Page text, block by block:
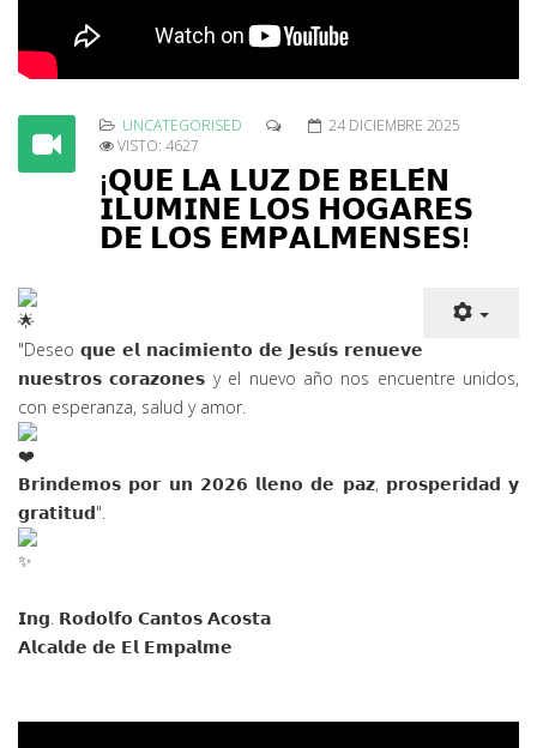
UNCATEGORISED
VISTO: 4627
¡𝗤𝗨𝗘 𝗟𝗔 𝗟𝗨𝗭 𝗗𝗘 𝗕𝗘𝗟𝗘́𝗡
𝗜𝗟𝗨𝗠𝗜𝗡𝗘 𝗟𝗢𝗦 𝗛𝗢𝗚𝗔𝗥𝗘𝗦
"Deseo 𝗾𝘂𝗲 𝗲𝗹 𝗻𝗮𝗰𝗶𝗺𝗶𝗲𝗻𝘁𝗼 𝗱𝗲 𝗝𝗲𝘀𝘂́𝘀 𝗿𝗲𝗻𝘂𝗲𝘃𝗲
𝗻𝘂𝗲𝘀𝘁𝗿𝗼𝘀 𝗰𝗼𝗿𝗮𝘇𝗼𝗻𝗲𝘀 y el nuevo año nos encuentre unidos,
con esperanza, salud y amor.
𝗕𝗿𝗶𝗻𝗱𝗲𝗺𝗼𝘀 𝗽𝗼𝗿 𝘂𝗻 𝟮𝟬𝟮𝟲 𝗹𝗹𝗲𝗻𝗼 𝗱𝗲 𝗽𝗮𝘇, 𝗽𝗿𝗼𝘀𝗽𝗲𝗿𝗶𝗱𝗮𝗱 𝘆
𝗴𝗿𝗮𝘁𝗶𝘁𝘂𝗱".
𝗜𝗻𝗴. 𝗥𝗼𝗱𝗼𝗹𝗳𝗼 𝗖𝗮𝗻𝘁𝗼𝘀 𝗔𝗰𝗼𝘀𝘁𝗮